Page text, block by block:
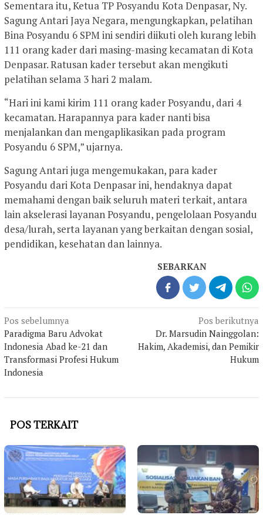
Sementara itu, Ketua TP Posyandu Kota Denpasar, Ny.
Sagung Antari Jaya Negara, mengungkapkan, pelatihan
Bina Posyandu 6 SPM ini sendiri diikuti oleh kurang lebih
111 orang kader dari masing-masing kecamatan di Kota
Denpasar. Ratusan kader tersebut akan mengikuti
pelatihan selama 3 hari 2 malam.
“Hari ini kami kirim 111 orang kader Posyandu, dari 4
kecamatan. Harapannya para kader nanti bisa
menjalankan dan mengaplikasikan pada program
Posyandu 6 SPM,” ujarnya.
Sagung Antari juga mengemukakan, para kader
Posyandu dari Kota Denpasar ini, hendaknya dapat
memahami dengan baik seluruh materi terkait, antara
lain akselerasi layanan Posyandu, pengelolaan Posyandu
desa/lurah, serta layanan yang berkaitan dengan sosial,
pendidikan, kesehatan dan lainnya.
SEBARKAN
Navigasi
pos
Pos sebelumnya
Paradigma Baru Advokat
Indonesia Abad ke-21 dan
Transformasi Profesi Hukum
Indonesia
Pos berikutnya
Dr. Marsudin Nainggolan:
Hakim, Akademisi, dan Pemikir
Hukum
POS TERKAIT